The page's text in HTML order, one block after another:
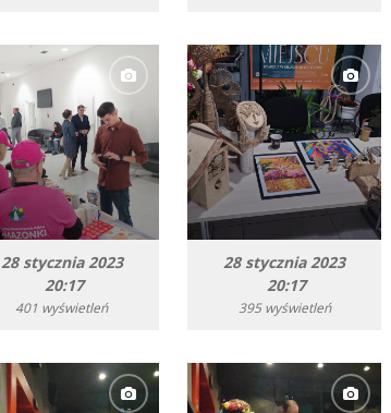
28 stycznia 2023
20:17
401 wyświetleń
28 stycznia 2023
20:17
395 wyświetleń